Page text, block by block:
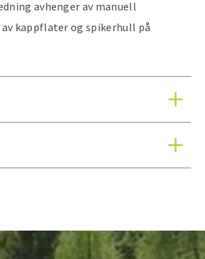
avhenger av manuell
kappflater og spikerhull på